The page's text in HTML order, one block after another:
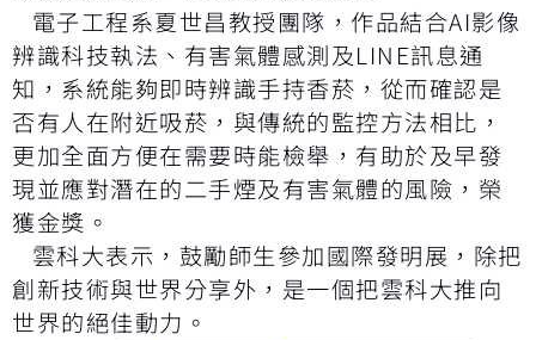
電子工程系夏世昌教授團隊，作品結合AI影像
辨識科技執法、有害氣體感測及LINE訊息通
知，系統能夠即時辨識手持香菸，從而確認是
否有人在附近吸菸，與傳統的監控方法相比，
更加全面方便在需要時能檢舉，有助於及早發
現並應對潛在的二手煙及有害氣體的風險，榮
獲金獎。
雲科大表示，鼓勵師生參加國際發明展，除把
創新技術與世界分享外，是一個把雲科大推向
世界的絕佳動力。